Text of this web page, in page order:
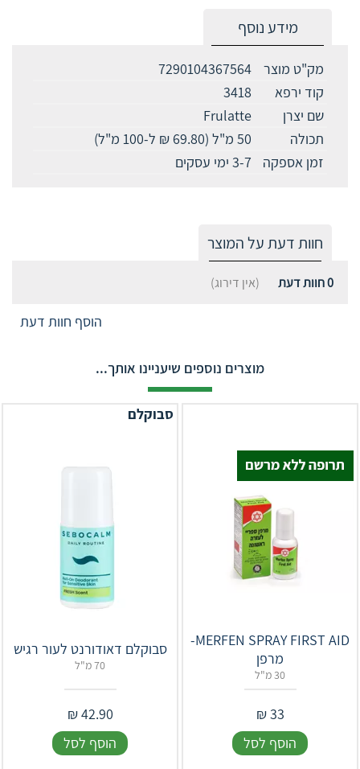
מידע נוסף
מק"ט מוצר
7290104367564
קוד ירפא
3418
שם יצרן
Frulatte
תכולה
50 מ"ל (69.80 ₪ ל-100 מ"ל)
זמן אספקה
3-7 ימי עסקים
חוות דעת על המוצר
0חוות דעת (אין דירוג)
הוסף חוות דעת
מוצרים נוספים שיעניינו אותך...
MERFEN SPRAY FIRST AID-
מרפן
30 מ"ל
33
₪
הוסף לסל
סבוקלם
סבוקלם דאודורנט לעור רגיש
70 מ"ל
42.90
₪
הוסף לסל